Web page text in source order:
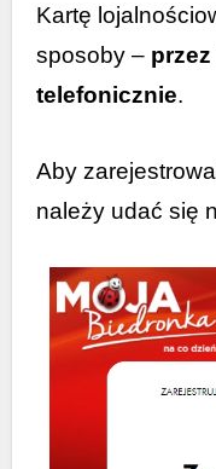
Kartę
sposoby –
telefonicznie.
Aby
należy udać się